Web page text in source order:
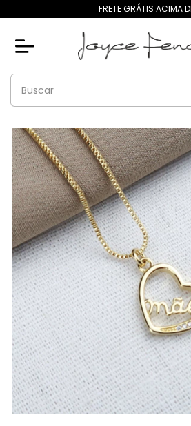
FRETE GRÁTIS ACIMA